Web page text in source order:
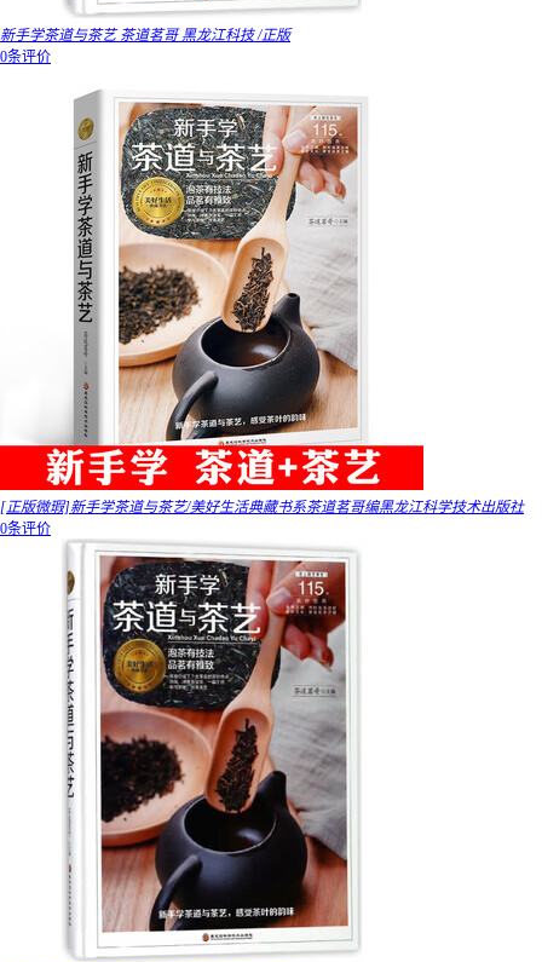
新手学茶道与茶艺 茶道茗哥 黑龙江科技 /正版
0条评价
[正版微瑕]新手学茶道与茶艺/美好生活典藏书系茶道茗哥编黑龙江科学技术出版社
0条评价